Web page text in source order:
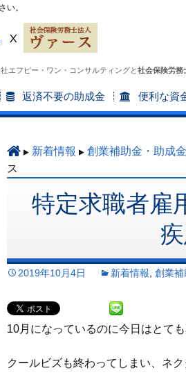
。
エフピー・ワン・コンサルティングと社会保険労務
返済不要の助成金 便利な資
新着情報 創業補助金・助成
ス
特定求職者雇
2019年10月4日 新着情報 創業補
10月になっているのに今日はとても
クールビズも終わってしまい、ネ